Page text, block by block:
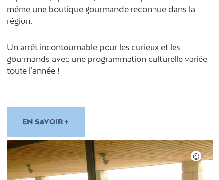
même une boutique gourmande reconnue dans la
région.
Un arrêt incontournable pour les curieux et les
gourmands avec une programmation culturelle variée
toute l’année !
EN SAVOIR +